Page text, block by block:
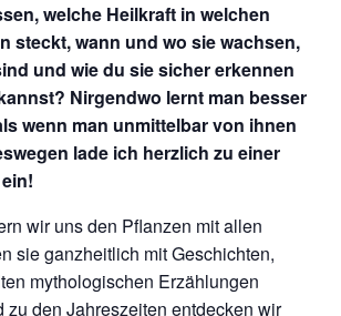
welche Heilkraft in welchen
steckt, wann und wo sie wachsen,
und wie du sie sicher erkennen
Nirgendwo lernt man besser
wenn man unmittelbar von ihnen
lade ich herzlich zu einer
wir uns den Pflanzen mit allen
sie ganzheitlich mit Geschichten,
mythologischen Erzählungen
zu den Jahreszeiten entdecken wir